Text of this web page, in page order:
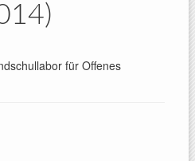
für Offenes